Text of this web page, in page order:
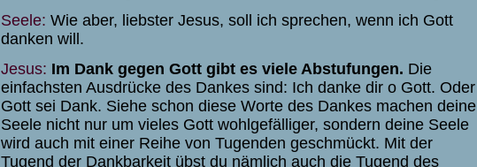
Seele: Wie aber, liebster Jesus, soll ich sprechen, wenn ich Gott
danken will.
Jesus: Im Dank gegen Gott gibt es viele Abstufungen. Die
einfachsten Ausdrücke des Dankes sind: Ich danke dir o Gott. Oder
Gott sei Dank. Siehe schon diese Worte des Dankes machen deine
Seele nicht nur um vieles Gott wohlgefälliger, sondern deine Seele
wird auch mit einer Reihe von Tugenden geschmückt. Mit der
Tugend der Dankbarkeit übst du nämlich auch die Tugend des